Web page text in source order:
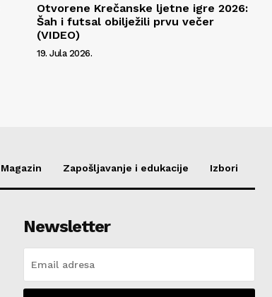
Otvorene Krečanske ljetne igre 2026:
Šah i futsal obilježili prvu večer
(VIDEO)
19. Jula 2026.
Magazin Zapošljavanje i edukacije Izbori
Newsletter